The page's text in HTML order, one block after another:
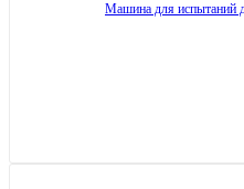
Машина для испытаний